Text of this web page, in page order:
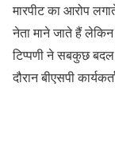
मारपीट का आरोप
नेता माने जाते हैं लेकिन
टिप्पणी ने सबकुछ बदल
दौरान बीएसपी